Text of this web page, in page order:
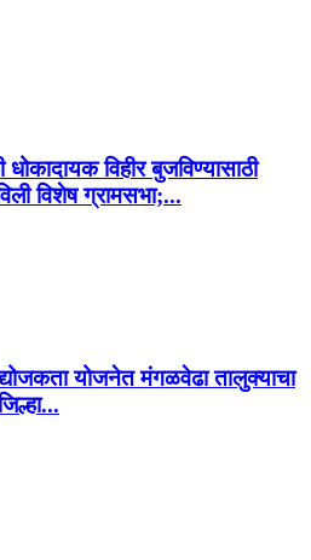
विहीर बुजविण्यासाठी
विशेष ग्रामसभा;...
योजनेत मंगळवेढा तालुक्याचा